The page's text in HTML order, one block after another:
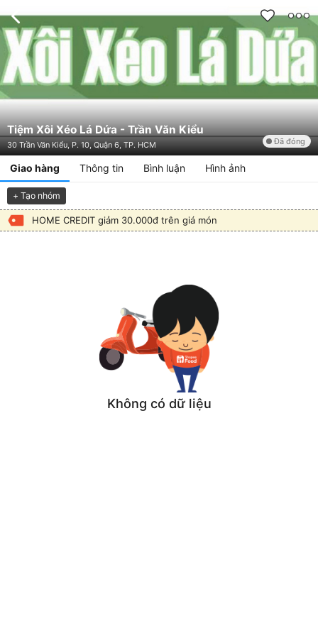
Tiệm Xôi Xéo Lá Dứa - Trần Văn Kiểu
30 Trần Văn Kiểu, P. 10, Quận 6, TP. HCM Đã đóng
Giao hàng Thông tin Bình luận Hình ảnh
+ Tạo nhóm
HOME CREDIT giảm 30.000đ trên giá món
Không có dữ liệu